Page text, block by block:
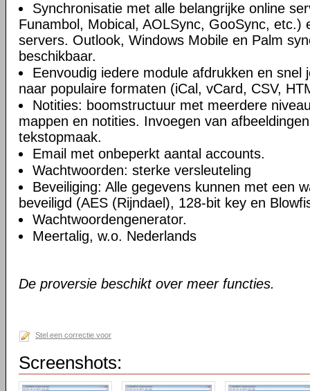
Synchronisatie met alle belangrijke online
Funambol, Mobical, AOLSync, GooSync, etc.)
servers. Outlook, Windows Mobile en Palm
beschikbaar.
Eenvoudig iedere module afdrukken en snel
naar populaire formaten (iCal, vCard, CSV,
Notities: boomstructuur met meerdere
mappen en notities. Invoegen van
tekstopmaak.
Email met onbeperkt aantal accounts.
Wachtwoorden: sterke versleuteling
Beveiliging: Alle gegevens kunnen met een
beveiligd (AES (Rijndael), 128-bit key en
Wachtwoordengenerator.
Meertalig, w.o. Nederlands
De proversie beschikt over meer functies.
Stel een correctie voor
Screenshots: